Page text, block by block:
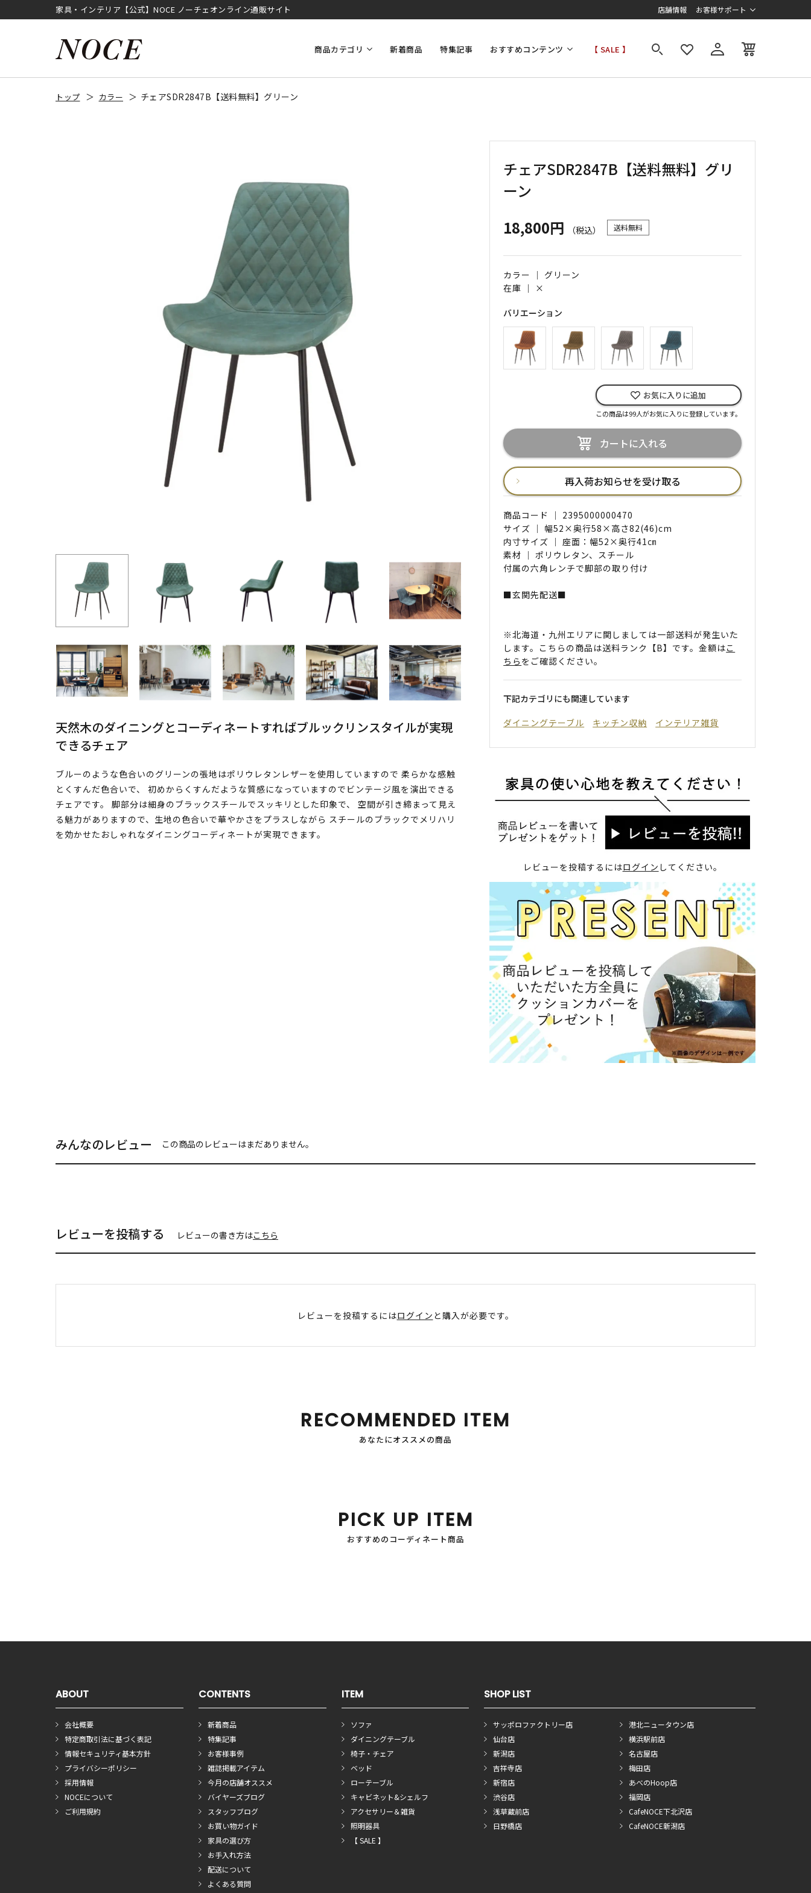
家具・インテリア【公式】NOCE ノーチェオンライン通販サイト 店舗情報 お客様サポート
商品カテゴリ 新着商品 特集記事 おすすめコンテンツ 【 SALE 】
トップ カラー チェアSDR2847B【送料無料】グリーン
天然木のダイニングとコーディネートすればブルックリンスタイルが実現
できるチェア
ブルーのような色合いのグリーンの張地はポリウレタンレザーを使用していますので 柔らかな感触
とくすんだ色合いで、 初めからくすんだような質感になっていますのでビンテージ風を演出できる
チェアです。 脚部分は細身のブラックスチールでスッキリとした印象で、 空間が引き締まって見え
る魅力がありますので、生地の色合いで華やかさをプラスしながら スチールのブラックでメリハリ
を効かせたおしゃれなダイニングコーディネートが実現できます。
チェアSDR2847B【送料無料】グリ
ーン
18,800円
（税込） 送料無料
カラー ｜ グリーン
在庫 ｜ ×
バリエーション
お気に入りに追加
この商品は99人がお気に入りに登録しています。
カートに入れる
再入荷お知らせを受け取る
商品コード ｜ 2395000000470
サイズ ｜ 幅52×奥行58×高さ82(46)cm
内寸サイズ ｜ 座面：幅52×奥行41㎝
素材 ｜ ポリウレタン、スチール
付属の六角レンチで脚部の取り付け
■玄関先配送■
※北海道・九州エリアに関しましては一部送料が発生いた
します。こちらの商品は送料ランク【B】です。金額はこ
ちら をご確認ください。
下記カテゴリにも関連しています
ダイニングテーブル
キッチン収納 インテリア雑貨
レビューを投稿するにはログイン してください。
みんなのレビュー この商品のレビューはまだありません。
レビューを投稿する レビューの書き方はこちら
レビューを投稿するにはログイン と購入が必要です。
RECOMMENDED ITEM
あなたにオススメの商品
PICK UP ITEM
おすすめのコーディネート商品
ABOUT
会社概要
特定商取引法に基づく表記
情報セキュリティ基本方針
プライバシーポリシー
採用情報
NOCEについて
ご利用規約
CONTENTS
新着商品
特集記事
お客様事例
雑誌掲載アイテム
今月の店舗オススメ
バイヤーズブログ
スタッフブログ
お買い物ガイド
家具の選び方
お手入れ方法
配送について
よくある質問
ITEM
ソファ
ダイニングテーブル
椅子・チェア
ベッド
ローテーブル
キャビネット&シェルフ
アクセサリー＆雑貨
照明器具
【 SALE 】
SHOP LIST
サッポロファクトリー店
仙台店
新潟店
吉祥寺店
新宿店
渋谷店
浅草蔵前店
日野橋店
港北ニュータウン店
横浜駅前店
名古屋店
梅田店
あべのHoop店
福岡店
CafeNOCE下北沢店
CafeNOCE新潟店